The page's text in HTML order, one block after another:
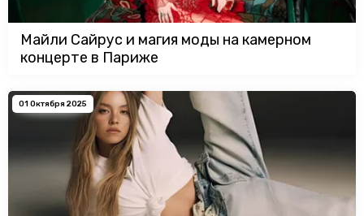
Майли Сайрус и магия моды на камерном
концерте в Париже
01 Октября 2025